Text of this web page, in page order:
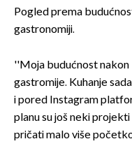
Pogled prema
gastronomiji.
''Moja budućnost
gastromije. Kuhanje
i pored Instagram
planu su još neki
pričati malo više